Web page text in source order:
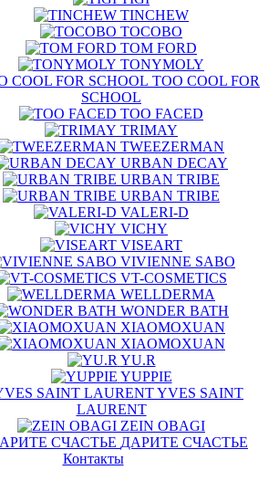
TINCHEW
TOCOBO
TOM FORD
TONYMOLY
TOO COOL FOR
SCHOOL
TOO FACED
TRIMAY
TWEEZERMAN
URBAN DECAY
URBAN TRIBE
URBAN TRIBE
VALERI-D
VICHY
VISEART
VIVIENNE SABO
VT-COSMETICS
WELLDERMA
WONDER BATH
XIAOMOXUAN
XIAOMOXUAN
YU.R
YUPPIE
YVES SAINT
LAURENT
ZEIN OBAGI
ДАРИТЕ СЧАСТЬЕ
Контакты